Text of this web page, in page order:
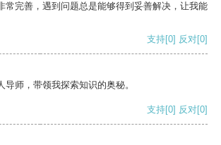
常完善，遇到问题总是能够得到妥善解决，让我能
支持[0] 反对[0]
导师，带领我探索知识的奥秘。
支持[0] 反对[0]